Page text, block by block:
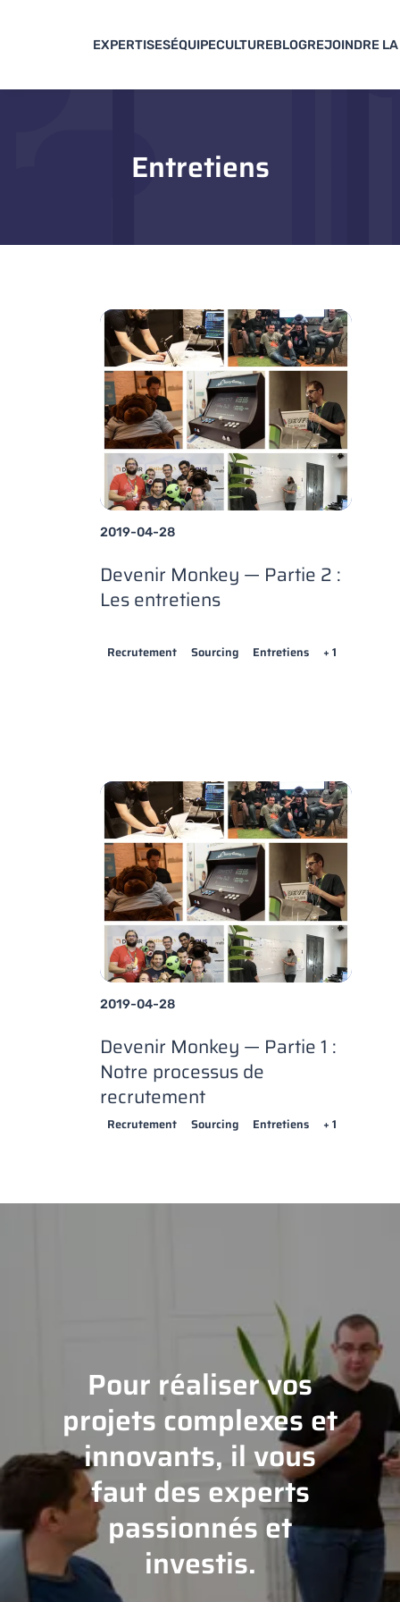
EXPERTISESÉQUIPECULTUREBLOGREJOINDRE
Entretiens
2019-04-28
Devenir Monkey — Partie 2 :
Les entretiens
Recrutement Sourcing Entretiens + 1
2019-04-28
Devenir Monkey — Partie 1 :
Notre processus de
recrutement
Recrutement Sourcing Entretiens + 1
Pour réaliser vos
projets complexes et
innovants, il vous
faut des experts
passionnés et
investis.